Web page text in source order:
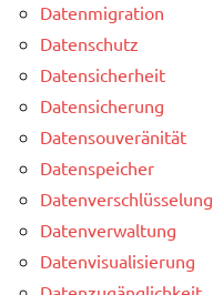
Datenmigration
Datenschutz
Datensicherheit
Datensicherung
Datensouveränität
Datenspeicher
Datenverschlüsselung
Datenverwaltung
Datenvisualisierung